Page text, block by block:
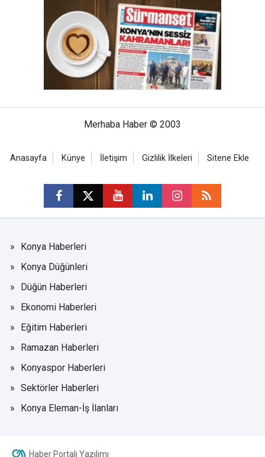
Merhaba Haber © 2003
Anasayfa Künye İletişim Gizlilik İlkeleri Sitene Ekle
Konya Haberleri
Konya Düğünleri
Düğün Haberleri
Ekonomi Haberleri
Eğitim Haberleri
Ramazan Haberleri
Konyaspor Haberleri
Sektörler Haberleri
Konya Eleman-İş İlanları
Haber Portalı Yazılımı